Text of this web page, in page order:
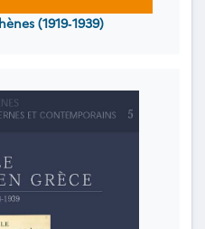
(1919‐1939)